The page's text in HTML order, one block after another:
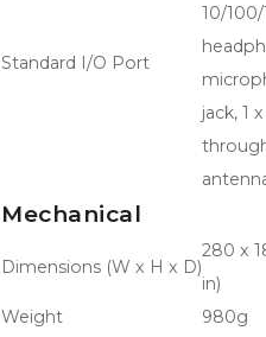
Standard I/O Port
10/
jack, 1
Mechanical
Dimensions (W x H x D)
280 x
in)
Weight
980g